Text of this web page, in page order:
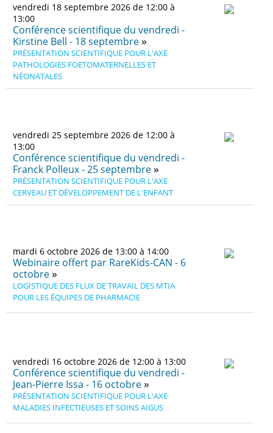
vendredi 18 septembre 2026 de 12:00 à
13:00
Conférence scientifique du vendredi -
Kirstine Bell - 18 septembre
PRÉSENTATION SCIENTIFIQUE POUR L'AXE
PATHOLOGIES FOETOMATERNELLES ET
NÉONATALES
vendredi 25 septembre 2026 de 12:00 à
13:00
Conférence scientifique du vendredi -
Franck Polleux - 25 septembre
PRÉSENTATION SCIENTIFIQUE POUR L'AXE
CERVEAU ET DÉVELOPPEMENT DE L'ENFANT
mardi 6 octobre 2026 de 13:00 à 14:00
Webinaire offert par RareKids-CAN - 6
octobre
LOGISTIQUE DES FLUX DE TRAVAIL DES MTIA
POUR LES ÉQUIPES DE PHARMACIE
vendredi 16 octobre 2026 de 12:00 à 13:00
Conférence scientifique du vendredi -
Jean-Pierre Issa - 16 octobre
PRÉSENTATION SCIENTIFIQUE POUR L'AXE
MALADIES INFECTIEUSES ET SOINS AIGUS